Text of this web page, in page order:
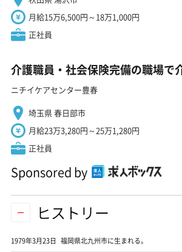
月給15万6,500円～18万1,000円
正社員
介護職員・社会保険完備の職場で
ニチイケアセンター豊春
埼玉県 春日部市
月給23万3,280円～25万1,280円
正社員
Sponsored by
ヒストリー
1979年3月23日 福岡県北九州市に生まれる。